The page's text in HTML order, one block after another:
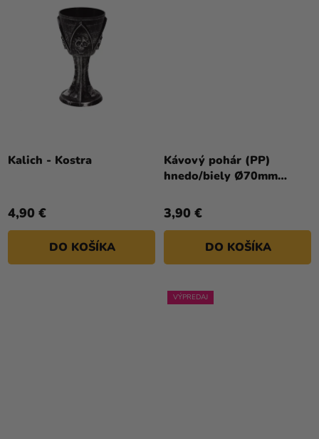
Kalich - Kostra
4,90 €
DO KOŠÍKA
Kávový pohár (PP)
hnedo/biely Ø70mm
3,90 €
DO KOŠÍKA
VÝPREDAJ